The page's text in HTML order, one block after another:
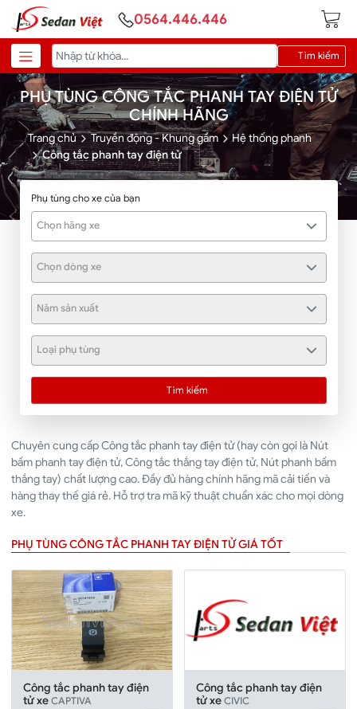
0564.446.446
Tìm kiếm
PHỤ TÙNG CÔNG TẮC PHANH TAY ĐIỆN TỬ
CHÍNH HÃNG
Trang chủ Truyền động - Khung gầm
Hệ thống phanh
Công tắc phanh tay điện tử
Phụ tùng cho xe của bạn
Chọn hãng xe
Chọn dòng xe
Năm sản xuất
Loại phụ tùng
Tìm kiếm
Chuyên cung cấp Công tắc phanh tay điện tử (hay còn gọi là Nút
bấm phanh tay điện tử, Công tắc thắng tay điện tử, Nút phanh bấm
thắng tay) chất lượng cao. Đầy đủ hàng chính hãng mã cải tiến và
hàng thay thế giá rẻ. Hỗ trợ tra mã kỹ thuật chuẩn xác cho mọi dòng
xe.
PHỤ TÙNG CÔNG TẮC PHANH TAY ĐIỆN TỬ GIÁ TỐT
Công tắc phanh tay điện
tử xeCAPTIVA
Công tắc phanh tay điện
tử xeCIVIC